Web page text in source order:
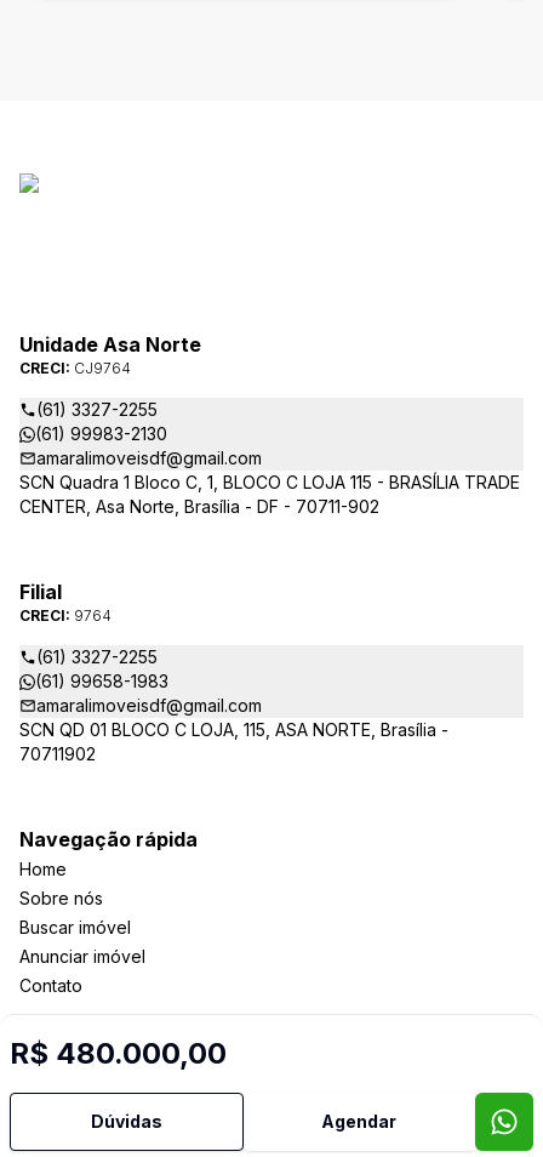
R$ 480.000,00
Dúvidas Agendar
Unidade Asa Norte
CRECI: CJ9764
(61) 3327-2255
(61) 99983-2130
amaralimoveisdf@gmail.com
SCN Quadra 1 Bloco C, 1, BLOCO C LOJA 115 - BRASÍLIA TRADE
CENTER, Asa Norte, Brasília - DF - 70711-902
Filial
CRECI: 9764
(61) 3327-2255
(61) 99658-1983
amaralimoveisdf@gmail.com
SCN QD 01 BLOCO C LOJA, 115, ASA NORTE, Brasília -
70711902
Navegação rápida
Home
Sobre nós
Buscar imóvel
Anunciar imóvel
Contato
Selo de Tecnologia Loft